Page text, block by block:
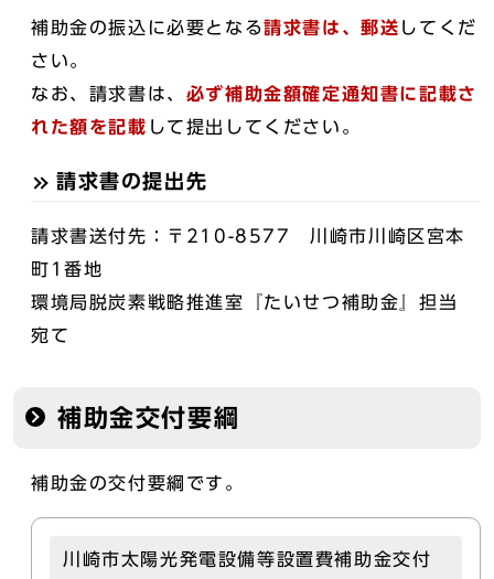
補助金の振込に必要となる請求書は、郵送 してくだ
さい。
なお、請求書は、 必ず補助金額確定通知書に記載さ
れた額を記載 して提出してください。
請求書の提出先
請求書送付先：〒210-8577 川崎市川崎区宮本
町1番地
環境局脱炭素戦略推進室『たいせつ補助金』担当
宛て
補助金交付要綱
補助金の交付要綱です。
川崎市太陽光発電設備等設置費補助金交付